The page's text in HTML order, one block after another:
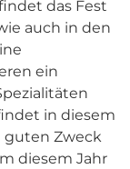
das Fest
auch in den
ein
in diesem
guten Zweck
diesem Jahr